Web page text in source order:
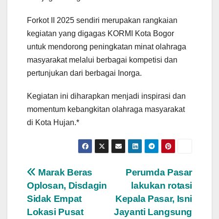
Forkot II 2025 sendiri merupakan rangkaian
kegiatan yang digagas KORMI Kota Bogor
untuk mendorong peningkatan minat olahraga
masyarakat melalui berbagai kompetisi dan
pertunjukan dari berbagai Inorga.
Kegiatan ini diharapkan menjadi inspirasi dan
momentum kebangkitan olahraga masyarakat
di Kota Hujan.*
Navigasi
pos
Perumda Pasar
lakukan rotasi
Kepala Pasar, Isni
Jayanti Langsung
Marak Beras
Oplosan, Disdagin
Sidak Empat
Lokasi Pusat